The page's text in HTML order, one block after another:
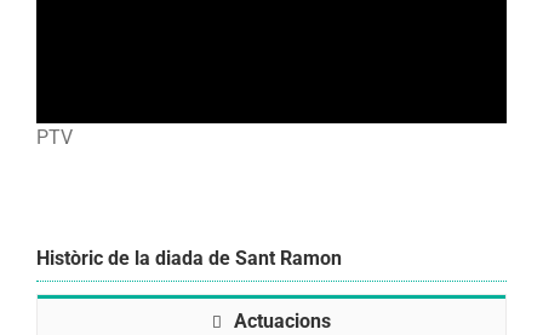
PTV
Històric de la diada de Sant Ramon
Actuacions